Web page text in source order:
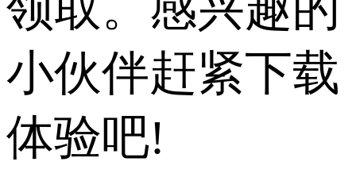
小伙伴赶紧下载
体验吧!